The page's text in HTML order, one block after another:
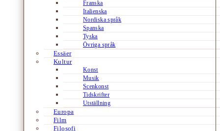
Franska
Italienska
Nordiska språk
Spanska
Tyska
Övriga språk
Essäer
Kultur
Konst
Musik
Scenkonst
Tidskrifter
Utställning
Europa
Film
Filosofi